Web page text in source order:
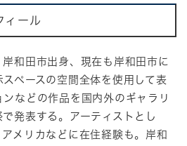
ィール
和田市出身、現在も岸和田市に
ペースの空間全体を使用して表
などの作品を国内外のギャラリ
発表する。アーティストとし
メリカなどに在住経験も。岸和